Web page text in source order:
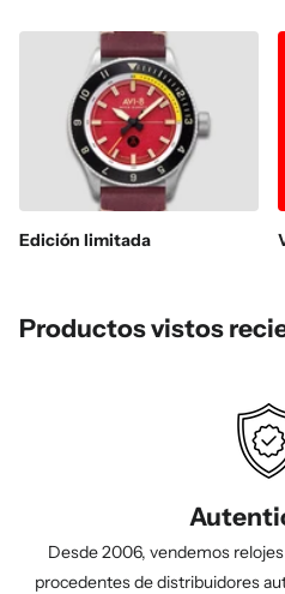
Edición limitada
Productos vistos
Desde 2006, vendemos
procedentes de distribuidores